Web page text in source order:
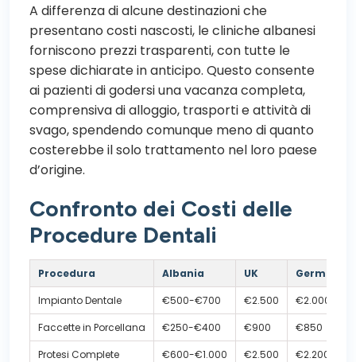
A differenza di alcune destinazioni che
presentano costi nascosti, le cliniche albanesi
forniscono prezzi trasparenti, con tutte le
spese dichiarate in anticipo. Questo consente
ai pazienti di godersi una vacanza completa,
comprensiva di alloggio, trasporti e attività di
svago, spendendo comunque meno di quanto
costerebbe il solo trattamento nel loro paese
d’origine.
Confronto dei Costi delle
Procedure Dentali
Procedura Albania UK
Germania
Impianto Dentale
€500-€700 €2.500
€2.000
Faccette in Porcellana
€250-€400 €900
€850
Protesi Complete
€600-€1.000 €2.500 €2.200